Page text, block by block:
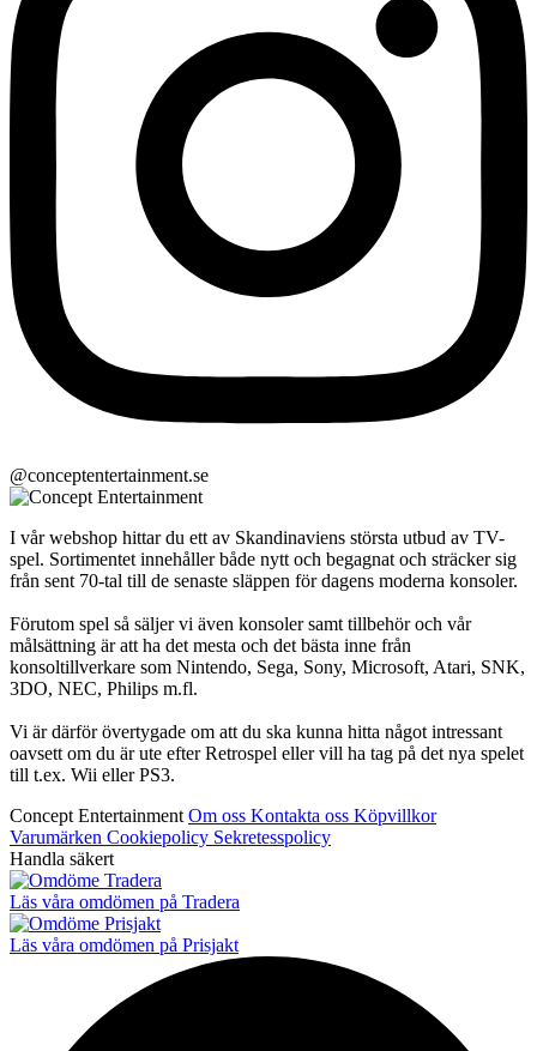
@conceptentertainment.se
I vår webshop hittar du ett av Skandinaviens största utbud av TV-
spel. Sortimentet innehåller både nytt och begagnat och sträcker sig
från sent 70-tal till de senaste släppen för dagens moderna konsoler.
Förutom spel så säljer vi även konsoler samt tillbehör och vår
målsättning är att ha det mesta och det bästa inne från
konsoltillverkare som Nintendo, Sega, Sony, Microsoft, Atari, SNK,
3DO, NEC, Philips m.fl.
Vi är därför övertygade om att du ska kunna hitta något intressant
oavsett om du är ute efter Retrospel eller vill ha tag på det nya spelet
till t.ex. Wii eller PS3.
Concept Entertainment Om oss Kontakta oss Köpvillkor
Varumärken Cookiepolicy Sekretesspolicy
Handla säkert
Läs våra omdömen på Tradera
Läs våra omdömen på Prisjakt